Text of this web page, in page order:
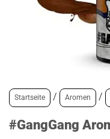
Startseite / Aromen /
#GangGang